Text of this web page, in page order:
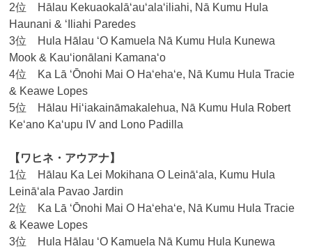
2位 Hālau Kekuaokalā‘au‘ala‘iliahi, Nā Kumu Hula
Haunani & ʻIliahi Paredes
3位 Hula Hālau ‘O Kamuela Nā Kumu Hula Kunewa
Mook & Kauʻionālani Kamanaʻo
4位 Ka Lā ‘Ōnohi Mai O Ha‘eha‘e, Nā Kumu Hula Tracie
& Keawe Lopes
5位 Hālau Hi‘iakaināmakalehua, Nā Kumu Hula Robert
Keʻano Kaʻupu IV and Lono Padilla
【ワヒネ・アウアナ】
1位 Hālau Ka Lei Mokihana O Leinā‘ala, Kumu Hula
Leināʻala Pavao Jardin
2位 Ka Lā ‘Ōnohi Mai O Ha‘eha‘e, Nā Kumu Hula Tracie
& Keawe Lopes
3位 Hula Hālau ‘O Kamuela Nā Kumu Hula Kunewa